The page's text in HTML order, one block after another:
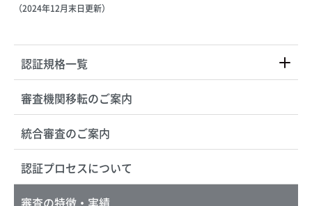
（2024年12月末日更新）
認証規格一覧
審査機関移転のご案内
統合審査のご案内
認証プロセスについて
審査の特徴・実績